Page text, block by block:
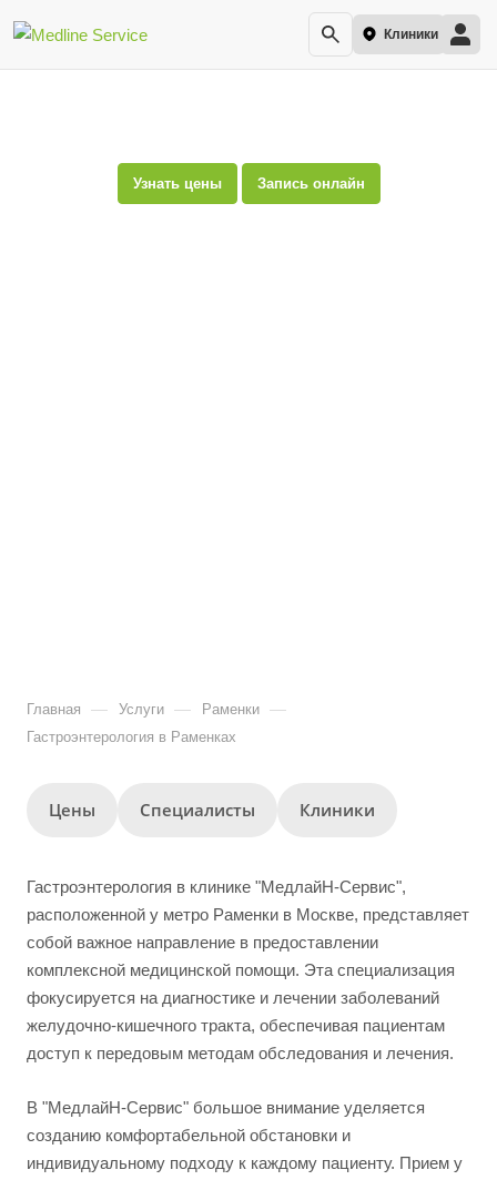
Клиники
Узнать цены Запись онлайн
Главная — Услуги — Раменки —
Гастроэнтерология в Раменках
Цены Специалисты Клиники
Гастроэнтерология в клинике "МедлайН-Сервис",
расположенной у метро Раменки в Москве, представляет
собой важное направление в предоставлении
комплексной медицинской помощи. Эта специализация
фокусируется на диагностике и лечении заболеваний
желудочно-кишечного тракта, обеспечивая пациентам
доступ к передовым методам обследования и лечения.
В "МедлайН-Сервис" большое внимание уделяется
созданию комфортабельной обстановки и
индивидуальному подходу к каждому пациенту. Прием у